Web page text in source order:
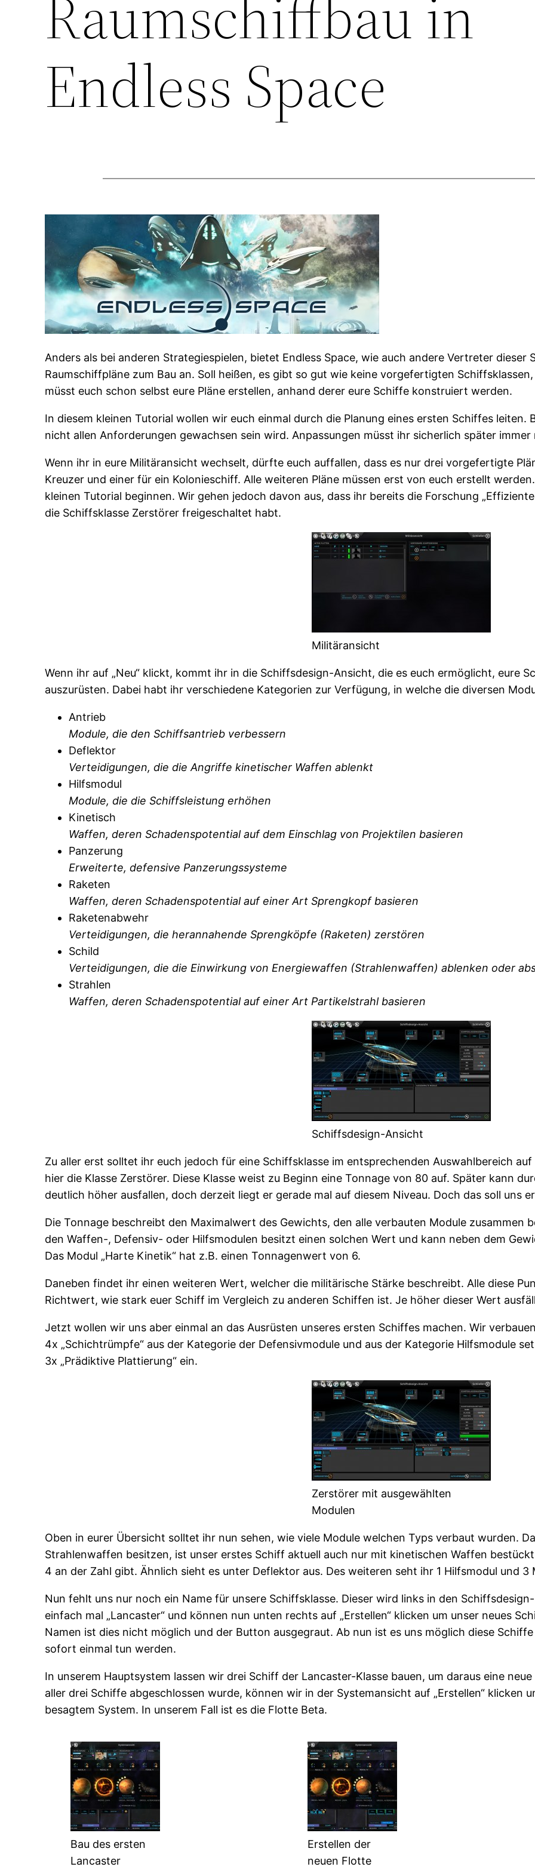
Raumschiffbau in
Endless Space
Anders als bei anderen Strategiespielen, bietet Endless Space, wie auch andere Vertreter dieser
Raumschiffpläne zum Bau an. Soll heißen, es gibt so gut wie keine vorgefertigten
müsst euch schon selbst eure Pläne erstellen, anhand derer eure Schiffe konstruiert werden.
In diesem kleinen Tutorial wollen wir euch einmal durch die Planung eines ersten Schiffes leiten.
nicht allen Anforderungen gewachsen sein wird. Anpassungen müsst ihr sicherlich später
Wenn ihr in eure Militäransicht wechselt, dürfte euch auffallen, dass es nur drei vorgefertigte
Kreuzer und einer für ein Kolonieschiff. Alle weiteren Pläne müssen erst von euch erstellt
kleinen Tutorial beginnen. Wir gehen jedoch davon aus, dass ihr bereits die Forschung
die Schiffsklasse Zerstörer freigeschaltet habt.
Militäransicht
Wenn ihr auf „Neu“ klickt, kommt ihr in die Schiffsdesign-Ansicht, die es euch ermöglicht, eure
auszurüsten. Dabei habt ihr verschiedene Kategorien zur Verfügung, in welche die diversen
Antrieb
Module, die den Schiffsantrieb verbessern
Deflektor
Verteidigungen, die die Angriffe kinetischer Waffen ablenkt
Hilfsmodul
Module, die die Schiffsleistung erhöhen
Kinetisch
Waffen, deren Schadenspotential auf dem Einschlag von Projektilen basieren
Panzerung
Erweiterte, defensive Panzerungssysteme
Raketen
Waffen, deren Schadenspotential auf einer Art Sprengkopf basieren
Raketenabwehr
Verteidigungen, die herannahende Sprengköpfe (Raketen) zerstören
Schild
Verteidigungen, die die Einwirkung von Energiewaffen (Strahlenwaffen) ablenken oder
Strahlen
Waffen, deren Schadenspotential auf einer Art Partikelstrahl basieren
Schiffsdesign-Ansicht
Zu aller erst solltet ihr euch jedoch für eine Schiffsklasse im entsprechenden Auswahlbereich
hier die Klasse Zerstörer. Diese Klasse weist zu Beginn eine Tonnage von 80 auf. Später kann
deutlich höher ausfallen, doch derzeit liegt er gerade mal auf diesem Niveau. Doch das soll uns
Die Tonnage beschreibt den Maximalwert des Gewichts, den alle verbauten Module zusammen
den Waffen-, Defensiv- oder Hilfsmodulen besitzt einen solchen Wert und kann neben dem
Das Modul „Harte Kinetik“ hat z.B. einen Tonnagenwert von 6.
Daneben findet ihr einen weiteren Wert, welcher die militärische Stärke beschreibt. Alle diese
Richtwert, wie stark euer Schiff im Vergleich zu anderen Schiffen ist. Je höher dieser Wert
Jetzt wollen wir uns aber einmal an das Ausrüsten unseres ersten Schiffes machen. Wir
4x „Schichtrümpfe“ aus der Kategorie der Defensivmodule und aus der Kategorie Hilfsmodule
3x „Prädiktive Plattierung“ ein.
Zerstörer mit ausgewählten
Modulen
Oben in eurer Übersicht solltet ihr nun sehen, wie viele Module welchen Typs verbaut wurden.
Strahlenwaffen besitzen, ist unser erstes Schiff aktuell auch nur mit kinetischen Waffen
4 an der Zahl gibt. Ähnlich sieht es unter Deflektor aus. Des weiteren seht ihr 1 Hilfsmodul und
Nun fehlt uns nur noch ein Name für unsere Schiffsklasse. Dieser wird links in den
einfach mal „Lancaster“ und können nun unten rechts auf „Erstellen“ klicken um unser neues
Namen ist dies nicht möglich und der Button ausgegraut. Ab nun ist es uns möglich diese
sofort einmal tun werden.
In unserem Hauptsystem lassen wir drei Schiff der Lancaster-Klasse bauen, um daraus eine
aller drei Schiffe abgeschlossen wurde, können wir in der Systemansicht auf „Erstellen“ klicken
besagtem System. In unserem Fall ist es die Flotte Beta.
Bau des ersten
Lancaster
Erstellen der
neuen Flotte